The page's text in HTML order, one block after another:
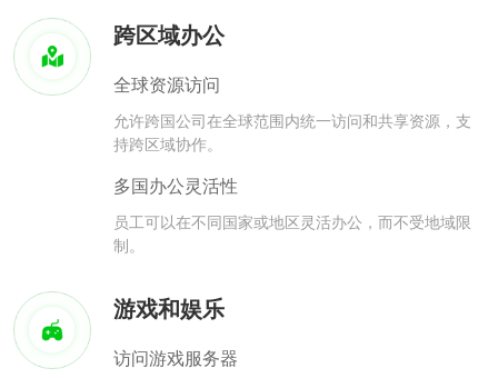
跨区域办公
全球资源访问
允许跨国公司在全球范围内统一访问和共享资源，支
持跨区域协作。
多国办公灵活性
员工可以在不同国家或地区灵活办公，而不受地域限
制。
游戏和娱乐
访问游戏服务器